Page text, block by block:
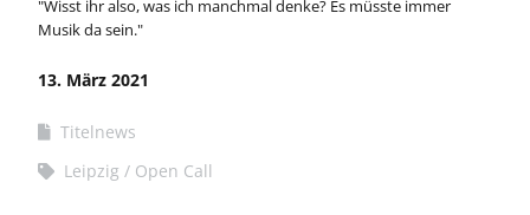
"Wisst ihr also, was ich manchmal denke? Es müsste immer
Musik da sein."
13. März 2021
Titelnews
Leipzig
Open Call